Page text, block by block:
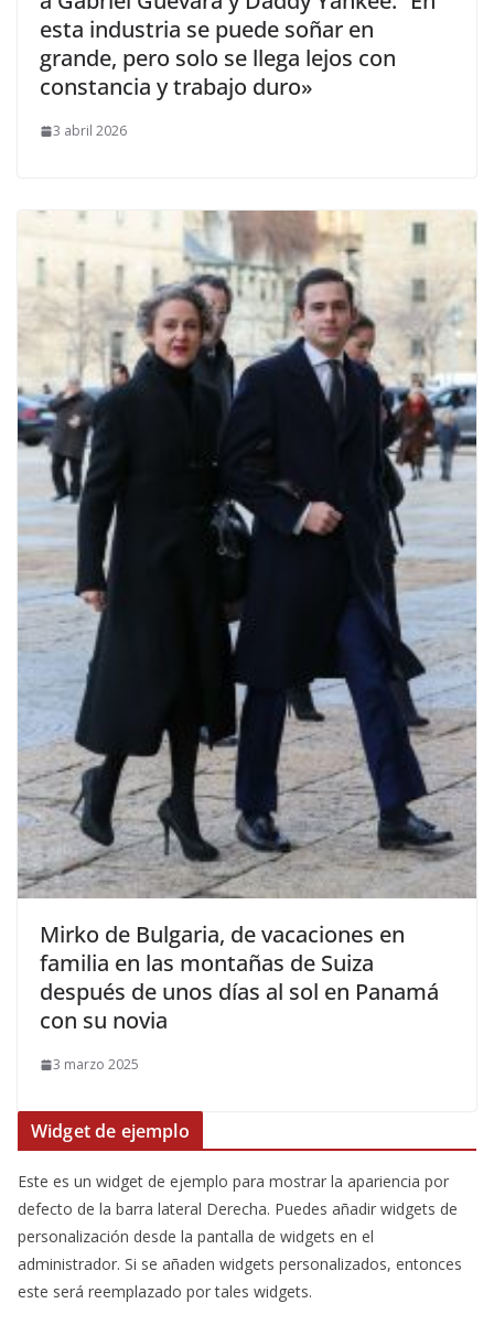
esta industria se puede soñar en
grande, pero solo se llega lejos con
constancia y trabajo duro»
3 abril 2026
​Mirko de Bulgaria, de vacaciones en
familia en las montañas de Suiza
después de unos días al sol en Panamá
con su novia
3 marzo 2025
Widget de ejemplo
Este es un widget de ejemplo para mostrar la apariencia por
defecto de la barra lateral Derecha. Puedes añadir widgets de
personalización desde la pantalla de widgets en el
administrador. Si se añaden widgets personalizados, entonces
este será reemplazado por tales widgets.